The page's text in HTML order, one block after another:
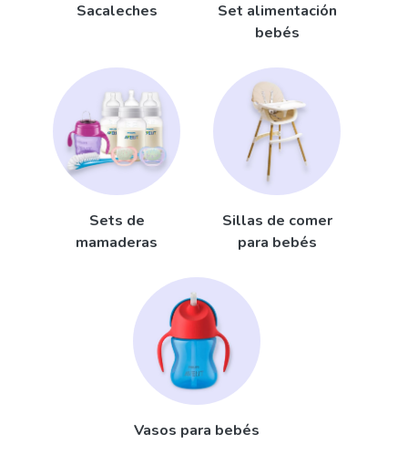
Sacaleches
Set alimentación
bebés
Sets de
mamaderas
Sillas de comer
para bebés
Vasos para bebés